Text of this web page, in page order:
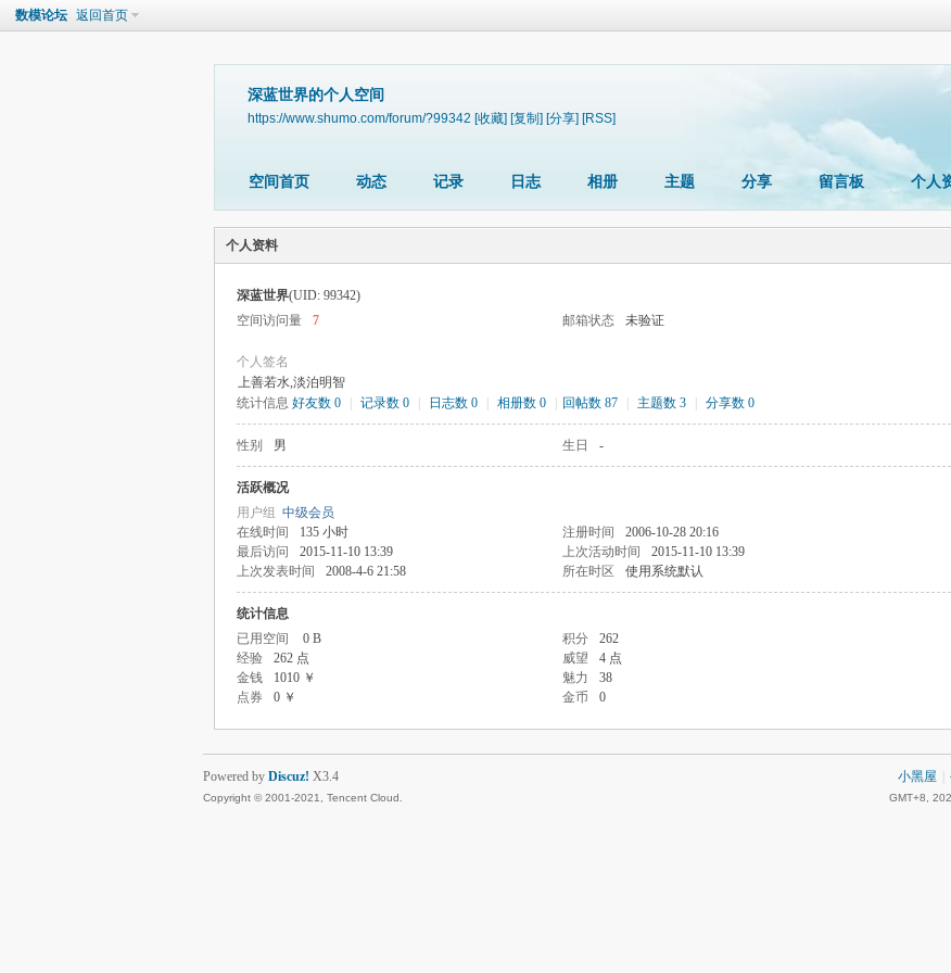
数模论坛 返回首页
深蓝世界的个人空间
https://www.shumo.com/forum/?99342 [收藏] [复制] [分享] [RSS]
空间首页 动态 记录 日志 相册 主题 分享 留言板 个人
个人资料
深蓝世界(UID: 99342)
空间访问量
7 邮箱状态 未验证
个人签名
上善若水,淡泊明智
统计信息 好友数 0 记录数 0 日志数 0 相册数 0 回帖数 87 主题数 3 分享数 0
性别 男 生日 -
活跃概况
用户组 中级会员
在线时间
135 小时 注册时间
2006-10-28 20:16
最后访问
2015-11-10 13:39 上次活动时间
2015-11-10 13:39
上次发表时间
2008-4-6 21:58 所在时区 使用系统默认
统计信息
已用空间
0 B 积分
262
经验
262 点 威望
4 点
金钱
1010 ￥ 魅力
38
点券
0 ￥ 金币 0
小黑屋
GMT+8,
Powered by Discuz! X3.4
Copyright © 2001-2021, Tencent Cloud.